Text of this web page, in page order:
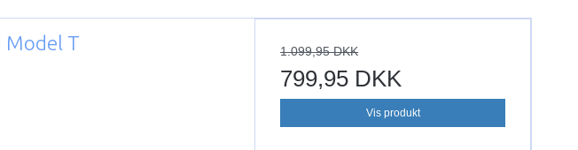
Model T 1.099,95 DKK
799,95 DKK
Vis produkt